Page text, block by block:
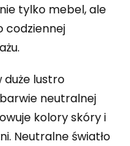
tylko mebel, ale
codziennej
duże lustro
neutralnej
kolory skóry i
Neutralne światło